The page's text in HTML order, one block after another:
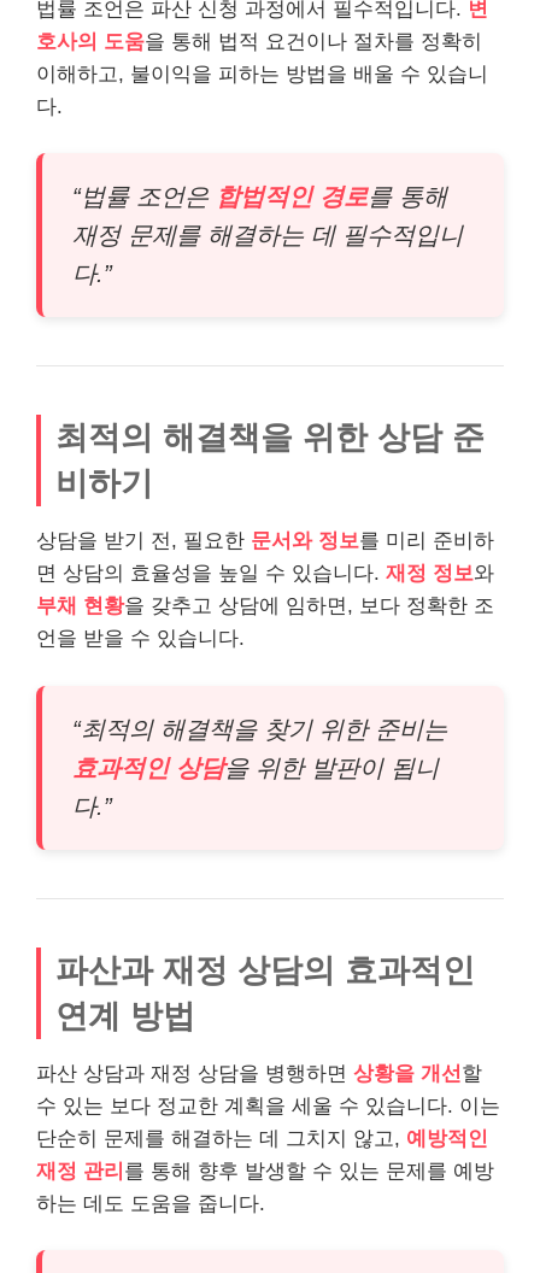
법률 조언은 파산 신청 과정에서 필수적입니다. 변
호사의 도움을 통해 법적 요건이나 절차를 정확히
이해하고, 불이익을 피하는 방법을 배울 수 있습니
다.
“법률 조언은 합법적인 경로를 통해
재정 문제를 해결하는 데 필수적입니
다.”
최적의 해결책을 위한 상담 준
비하기
상담을 받기 전, 필요한 문서와 정보를 미리 준비하
면 상담의 효율성을 높일 수 있습니다. 재정 정보와
부채 현황을 갖추고 상담에 임하면, 보다 정확한 조
언을 받을 수 있습니다.
“최적의 해결책을 찾기 위한 준비는
효과적인 상담을 위한 발판이 됩니
다.”
파산과 재정 상담의 효과적인
연계 방법
파산 상담과 재정 상담을 병행하면 상황을 개선 할
수 있는 보다 정교한 계획을 세울 수 있습니다. 이는
단순히 문제를 해결하는 데 그치지 않고, 예방적인
재정 관리 를 통해 향후 발생할 수 있는 문제를 예방
하는 데도 도움을 줍니다.